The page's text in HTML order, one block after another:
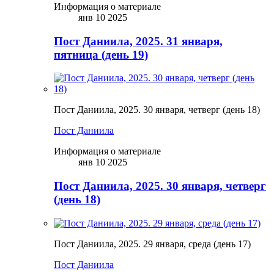
Информация о материале
янв 10 2025
Пост Даниила, 2025. 31 января,
пятница (день 19)
Пост Даниила, 2025. 30 января, четверг (день 18)
Пост Даниила
Информация о материале
янв 10 2025
Пост Даниила, 2025. 30 января, четверг
(день 18)
Пост Даниила, 2025. 29 января, среда (день 17)
Пост Даниила